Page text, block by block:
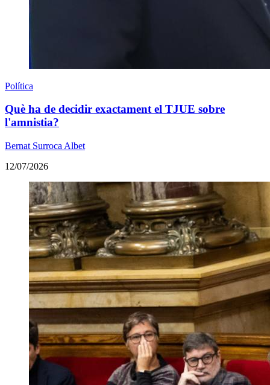
Política
Què ha de decidir exactament el TJUE sobre
l'amnistia?
Bernat Surroca Albet
12/07/2026